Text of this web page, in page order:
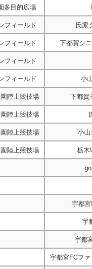
多目的広場
フィールド 氏家
フィールド 下都賀シ
フィールド
フィールド 小
陸上競技場 下都賀
陸上競技場
陸上競技場 小
陸上競技場 栃木
宇都
宇
宇都
宇都宮FCファ